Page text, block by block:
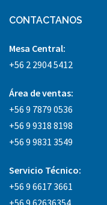
CONTACTANOS
Mesa Central:
+56 2 2904 5412
Área de ventas:
+56 9 7879 0536
+56 9 9318 8198
+56 9 9831 3549
Servicio Técnico:
+56 9 6617 3661
+56 9 62636354